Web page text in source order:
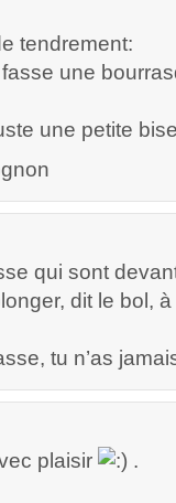
tendrement:
une
une petite
qui sont
dit le bol,
tu n’as
plaisir
.